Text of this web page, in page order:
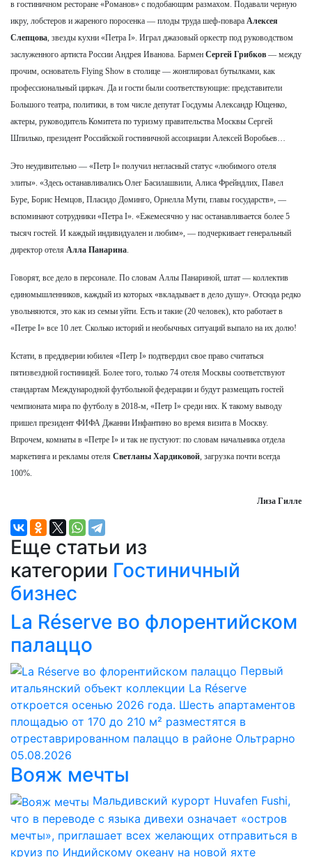
в гостиничном ресторане «Романов» с подобающим размахом. Подавали черную
икру, лобстеров и жареного поросенка — плоды труда шеф-повара Алексея
Слепцова , звезды кухни «Петра I». Играл джазовый оркестр под руководством
заслуженного артиста России Андрея Иванова. Бармен Сергей Грибков — между
прочим, основатель Flying Show в столице — жонглировал бутылками, как
профессиональный циркач. Да и гости были соответствующие: представители
Большого театра, политики, в том числе депутат Госдумы Александр Ющенко,
актеры, руководитель Комитета по туризму правительства Москвы Сергей
Шпилько, президент Российской гостиничной ассоциации Алексей Воробьев…
Это неудивительно — «Петр I» получил негласный статус «любимого отеля
элиты». «Здесь останавливались Олег Басилашвили, Алиса Фрейндлих, Павел
Буре, Борис Немцов, Пласидо Доминго, Орнелла Мути, главы государств», —
вспоминают сотрудники «Петра I». «Ежемесячно у нас останавливается более 5
тысяч гостей. И каждый индивидуален и любим», — подчеркивает генеральный
директор отеля Алла Панарина
Говорят, все дело в персонале. По словам Аллы Панариной, штат — коллектив
единомышленников, каждый из которых «вкладывает в дело душу». Отсюда редко
увольняются, это как из семьи уйти. Есть и такие (20 человек), кто работает в
«Петре I» все 10 лет. Сколько историй и необычных ситуаций выпало на их долю!
Кстати, в преддверии юбилея «Петр I» подтвердил свое право считаться
пятизвездной гостиницей. Более того, только 74 отеля Москвы соответствуют
стандартам Международной футбольной федерации и будут размещать гостей
чемпионата мира по футболу в 2018-м, «Петр I» среди них. К такому выводу
пришел президент ФИФА Джанни Инфантино во время визита в Москву.
Впрочем, комнаты в «Петре I» и так не пустуют: по словам начальника отдела
маркетинга и рекламы отеля Светланы Хардиковой , загрузка почти всегда
100%.
Лиза Гилле
Еще статьи из
категории Гостиничный
бизнес
La Réserve во флорентийском
палаццо
Первый
итальянский объект коллекции La Réserve
откроется осенью 2026 года. Шесть апартаментов
площадью от 170 до 210 м² разместятся в
отреставрированном палаццо в районе Ольтрарно
05.08.2026
Вояж мечты
Мальдивский курорт Huvafen Fushi,
что в переводе с языка дивехи означает «остров
мечты», приглашает всех желающих отправиться в
круиз по Индийскому океану на новой яхте